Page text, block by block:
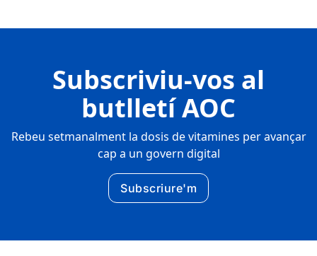
Subscriviu-vos al
butlletí AOC
Rebeu setmanalment la dosis de vitamines per avançar
cap a un govern digital
Subscriure'm